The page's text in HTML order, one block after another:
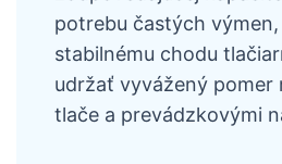
potrebu častých
stabilnému chodu
udržať vyvážený pomer
tlače a prevádzkovými